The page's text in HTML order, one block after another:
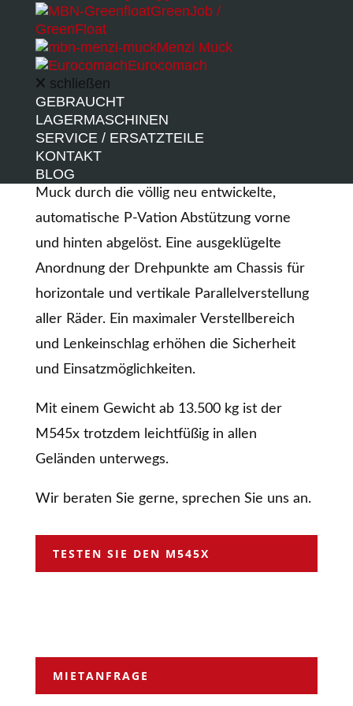
GreenJob /
GreenFloat
Menzi Muck
Eurocomach
schließen
GEBRAUCHT
LAGERMASCHINEN
SERVICE / ERSATZTEILE
KONTAKT
BLOG
Hydraulikzylinder kann der M545x seine
Räder und Füße jedem Gelände anpassen
und erreicht damit auch Baustellen, an
denen andere Maschinen kapitulieren
müssen.
Die bewährte P-Matik wurde von Menzi
Muck durch die völlig neu entwickelte,
automatische P-Vation Abstützung vorne
und hinten abgelöst. Eine ausgeklügelte
Anordnung der Drehpunkte am Chassis für
horizontale und vertikale Parallelverstellung
aller Räder. Ein maximaler Verstellbereich
und Lenkeinschlag erhöhen die Sicherheit
und Einsatzmöglichkeiten.
Mit einem Gewicht ab 13.500 kg ist der
M545x trotzdem leichtfüßig in allen
Geländen unterwegs.
Wir beraten Sie gerne, sprechen Sie uns an.
TESTEN SIE DEN M545X
MIETANFRAGE